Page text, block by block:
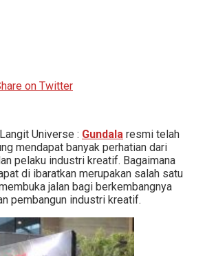
on Twitter
Universe : Gundala resmi telah
mendapat banyak perhatian dari
pelaku industri kreatif. Bagaimana
di ibaratkan merupakan salah satu
jalan bagi berkembangnya
pembangun industri kreatif.